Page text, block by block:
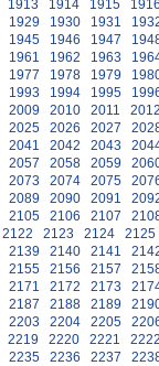
1913 1914 1915
1929 1930 1931
1945 1946 1947
1961 1962 1963
1977 1978 1979
1993 1994 1995
2009 2010 2011
2025 2026 2027
2041 2042 2043
2057 2058 2059
2073 2074 2075
2089 2090 2091
2105 2106 2107
2122 2123 2124
2125
2139 2140 2141
2155 2156 2157
2171 2172 2173
2187 2188 2189
2203 2204 2205
2219 2220 2221
2235 2236 2237